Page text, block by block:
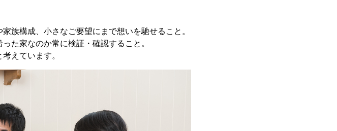
族構成、小さなご要望にまで想いを馳せること。
た家なのか常に検証・確認すること。
えています。